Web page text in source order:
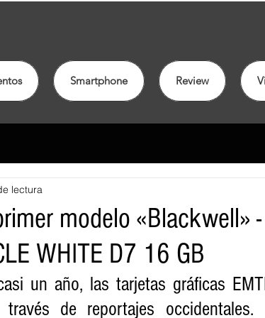
Smartphone Review
modelo «Blackwell»
WHITE D7 16 GB
lectura
un año, las tarjetas gráficas
de reportajes occidentales.